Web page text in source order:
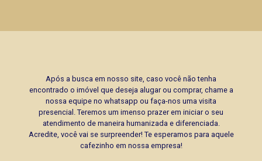
Após a busca em nosso site, caso você não tenha
encontrado o imóvel que deseja alugar ou comprar, chame a
nossa equipe no whatsapp ou faça-nos uma visita
presencial. Teremos um imenso prazer em iniciar o seu
atendimento de maneira humanizada e diferenciada.
Acredite, você vai se surpreender! Te esperamos para aquele
cafezinho em nossa empresa!